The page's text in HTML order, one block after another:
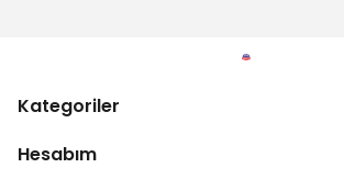
Kategoriler
Hesabım